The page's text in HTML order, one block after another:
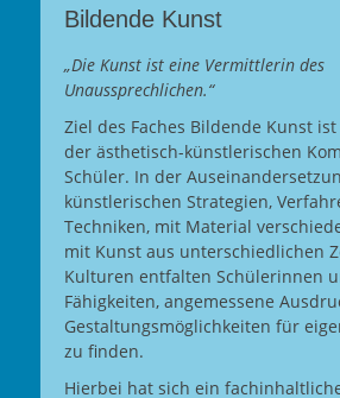
Bildende Kunst
„Die Kunst ist eine Vermittlerin des
Unaussprechlichen.“
Ziel des Faches Bildende Kunst
der ästhetisch-künstlerischen
Schüler. In der
künstlerischen Strategien,
Techniken, mit Material
mit Kunst aus unterschiedlichen
Kulturen entfalten Schülerinnen
Fähigkeiten, angemessene
Gestaltungsmöglichkeiten für
zu finden.
Hierbei hat sich ein